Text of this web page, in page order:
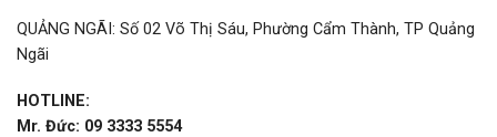
QUẢNG NGÃI: Số 02 Võ Thị Sáu, Phường Cẩm Thành, TP Quảng
Ngãi
HOTLINE:
Mr. Đức: 09 3333 5554